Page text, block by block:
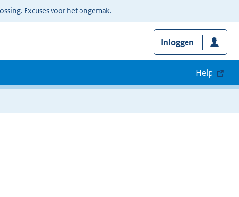
Excuses voor het ongemak.
Inloggen
Help